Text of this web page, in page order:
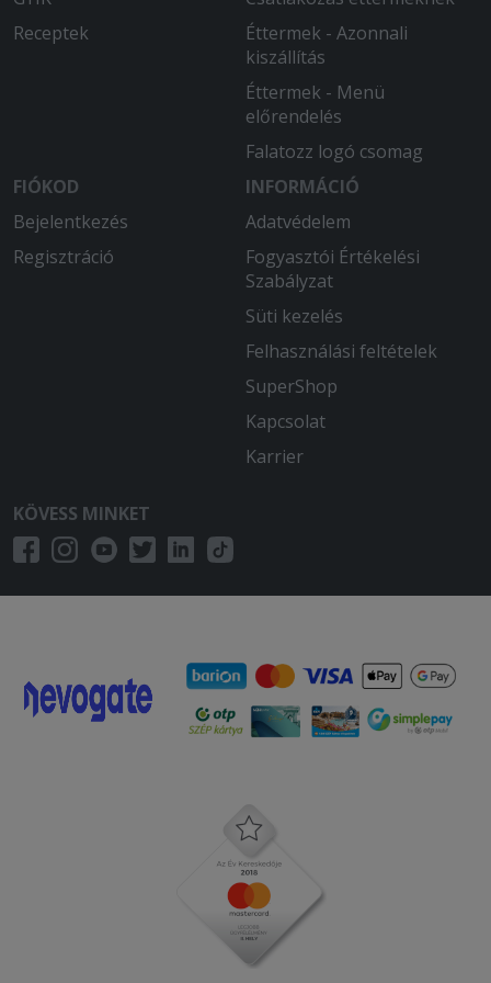
Receptek
Éttermek - Azonnali
kiszállítás
Éttermek - Menü
előrendelés
Falatozz logó csomag
FIÓKOD
Bejelentkezés
Regisztráció
INFORMÁCIÓ
Adatvédelem
Fogyasztói Értékelési
Szabályzat
Süti kezelés
Felhasználási feltételek
SuperShop
Kapcsolat
Karrier
KÖVESS MINKET